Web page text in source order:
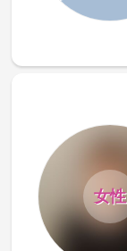
女性